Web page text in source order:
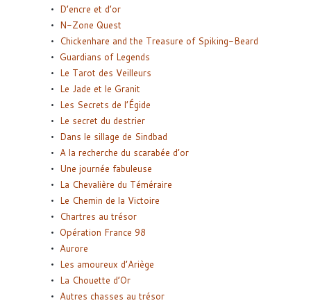
D’encre et d’or
N-Zone Quest
Chickenhare and the Treasure of Spiking-Beard
Guardians of Legends
Le Tarot des Veilleurs
Le Jade et le Granit
Les Secrets de l’Égide
Le secret du destrier
Dans le sillage de Sindbad
A la recherche du scarabée d’or
Une journée fabuleuse
La Chevalière du Téméraire
Le Chemin de la Victoire
Chartres au trésor
Opération France 98
Aurore
Les amoureux d’Ariège
La Chouette d’Or
Autres chasses au trésor